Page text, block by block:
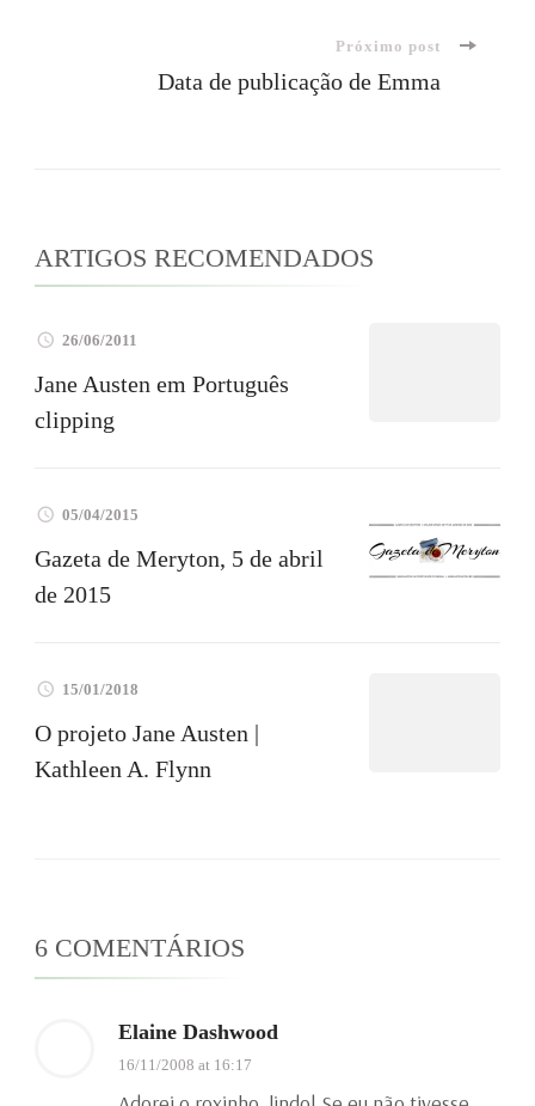
Próximo post
Data de publicação de Emma
ARTIGOS RECOMENDADOS
26/06/2011
Jane Austen em Português
clipping
05/04/2015
Gazeta de Meryton, 5 de abril
de 2015
15/01/2018
O projeto Jane Austen |
Kathleen A. Flynn
6 COMENTÁRIOS
Elaine Dashwood
16/11/2008 at 16:17